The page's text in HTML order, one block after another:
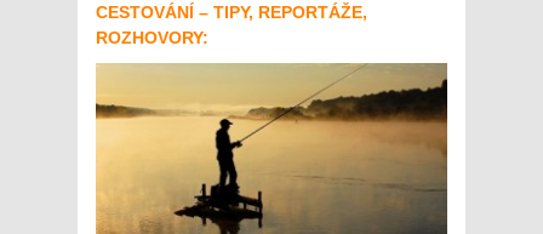
CESTOVÁNÍ – TIPY, REPORTÁŽE,
ROZHOVORY: